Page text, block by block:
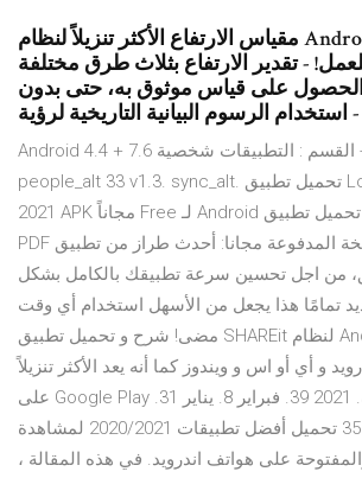
مقياس الارتفاع الأكثر تنزيلاً لنظام Android الذي لا يحتاج
- تقدير الارتفاع بثلاث طرق مختلفة
الحصول على قياس موثوق به، حتى بدون
استخدام الرسوم البيانية التاريخية لرؤية
Android 4.4 + الفئة - القسم : التطبيقات شخصية 7.6M. star 3.9
people_alt 33 v1.3. sync_alt. تحميل تطبيق Lonely Wallpaper 4K
2021 APK مجاناً Free لـ Android تحميل تطبيق OfficeSuite Pro +
PDF النسخة المدفوعة مجانا: أحدث طراز من تطبيق OfficeSuite هو
من اجل تحسين سرعة تطبيقك بالكامل بشكل
تمامًا هذا يجعل من الأسهل استخدام أي وقت
مضى! شرح و تحميل تطبيق SHAREit لنظام Android مجاناً. الذكية
و أي أو اس و ويندوز كما أنه يعد الأكثر تنزيلاً
على Google Play في 24 بلد ومنطقة. 2021 39. فبراير 8. يناير 31.
2020 509. ديسمبر 35 تحميل أفضل تطبيقات 2020/2021 لمشاهدة
على هواتف اندرويد. في هذه المقالة ،